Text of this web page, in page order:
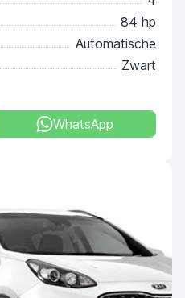
84 hp
Automatische
Zwart
WhatsApp